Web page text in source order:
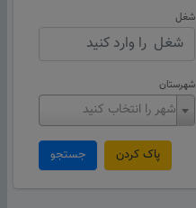
شغل
شهرستان
شهر را انتخاب کنید
جستجو پاک کردن